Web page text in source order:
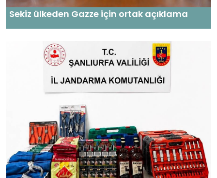
Sekiz ülkeden Gazze için ortak açıklama